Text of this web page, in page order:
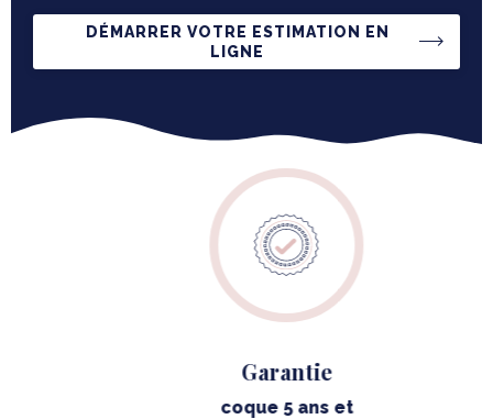
DÉMARRER VOTRE ESTIMATION EN
LIGNE
Garantie
coque 5 ans et